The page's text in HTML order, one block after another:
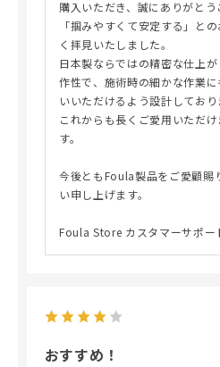
購入いただき、誠にありがとう
「掴みやすくて安定する」と
く拝見いたしました。
日本製ならではの精密な仕上
作性で、施術時の細かな作業
いいただけるよう設計しており
これからも長くご愛用いただ
す。
今後ともFoula製品をご愛顧賜
い申し上げます。
Foula Store カスタマーサポー
おすすめ！